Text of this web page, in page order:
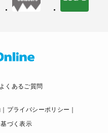
くあるご質問
プライバシーポリシー
づく表示